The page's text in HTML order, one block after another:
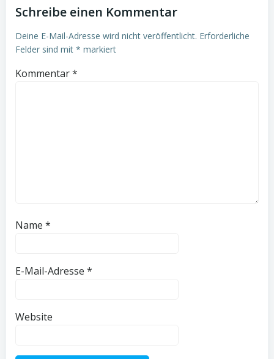
Schreibe einen Kommentar
Deine E-Mail-Adresse wird nicht veröffentlicht. Erforderliche
Felder sind mit * markiert
Kommentar*
Name *
E-Mail-Adresse *
Website